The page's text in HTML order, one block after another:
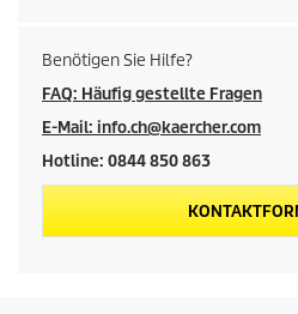
Benötigen Sie Hilfe?
FAQ: Häufig gestellte Fragen
E-Mail: info.ch@kaercher.com
Hotline: 0844 850 863